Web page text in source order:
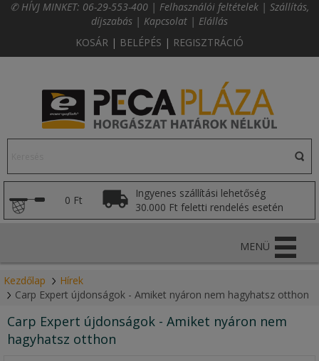
✆ HÍVJ MINKET: 06-29-553-400 | Felhasználói feltételek | Szállítás,
díjszabás | Kapcsolat | Elállás
KOSÁR | BELÉPÉS | REGISZTRÁCIÓ
0 Ft
Ingyenes szállítási lehetőség
30.000 Ft feletti rendelés esetén
MENÜ
Kezdőlap
Hírek
Carp Expert újdonságok - Amiket nyáron nem hagyhatsz otthon
Carp Expert újdonságok - Amiket nyáron nem
hagyhatsz otthon